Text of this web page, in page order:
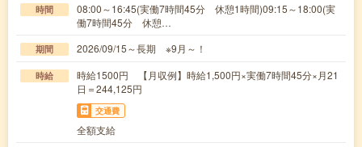
時間
08:00～16:45(実働7時間45分 休憩1時間)09:15～18:00(実
働7時間45分 休憩…
期間 2026/09/15～長期 ※9月～！
時給
時給1500円 【月収例】時給1,500円×実働7時間45分×月21
日＝244,125円
交通費
全額支給